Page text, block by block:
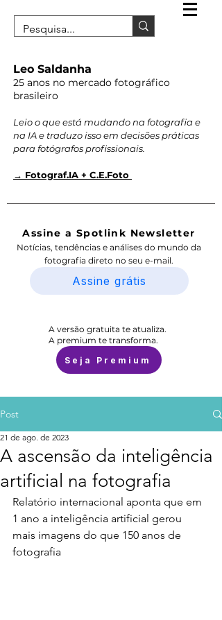
Leo Saldanha
25 anos no mercado fotográfico
brasileiro
Leio o que está mudando na fotografia e
na IA e traduzo isso em decisões práticas
para fotógrafos profissionais.
→ Fotograf.IA + C.E.Foto
Assine a Spotlink Newsletter
Notícias, tendências e análises do mundo da
fotografia direto no seu e-mail.
Assine grátis
A versão gratuita te atualiza.
A premium te transforma.
Seja Premium
Post
A ascensão da inteligência
artificial na fotografia
21 de ago. de 2023
Relatório internacional aponta que em
1 ano a inteligência artificial gerou
mais imagens do que 150 anos de
fotografia